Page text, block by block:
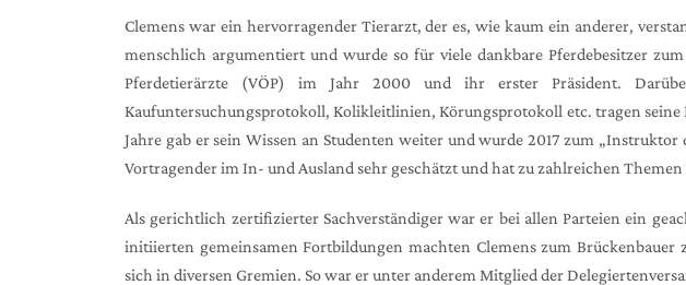
Clemens war ein hervorragender Tierarzt, der es, wie kaum ein anderer,
menschlich argumentiert und wurde so für viele dankbare Pferdebesitzer
Pferdetierärzte (VÖP) im Jahr 2000 und ihr erster Präsident.
Kaufuntersuchungsprotokoll, Kolikleitlinien, Körungsprotokoll etc. tragen
Jahre gab er sein Wissen an Studenten weiter und wurde 2017 zum
Vortragender im In- und Ausland sehr geschätzt und hat zu zahlreichen
Als gerichtlich zertifizierter Sachverständiger war er bei allen Parteien ein
initiierten gemeinsamen Fortbildungen machten Clemens zum
sich in diversen Gremien. So war er unter anderem Mitglied der